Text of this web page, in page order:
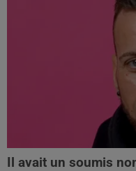
Il avait un soumis